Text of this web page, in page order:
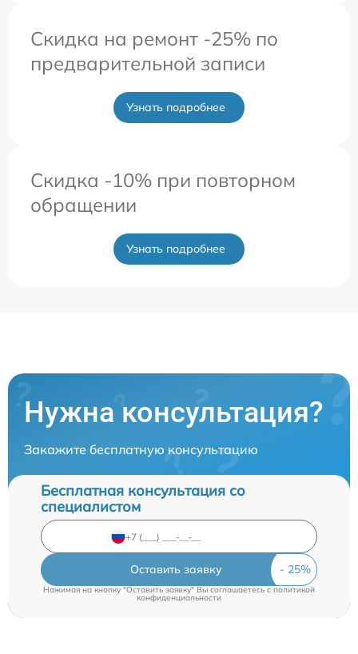
Скидка на ремонт -25% по
предварительной записи
Узнать подробнее
Скидка -10% при повторном
обращении
Узнать подробнее
Нужна консультация?
Закажите бесплатную консультацию
Бесплатная консультация со
специалистом
Оставить заявку
Нажимая на кнопку "Оставить заявку" Вы соглашаетесь cполитикой
конфиденциальности